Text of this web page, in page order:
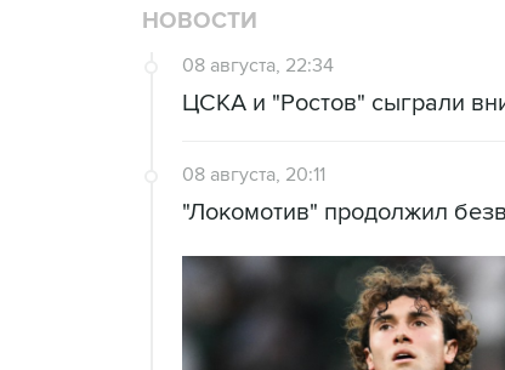
НОВОСТИ
08 августа, 22:34
ЦСКА и "Ростов" сыграли
08 августа, 20:11
"Локомотив" продолжил